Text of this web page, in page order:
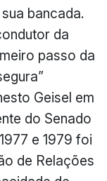
bancada.
da
passo da
Geisel em
do Senado
e 1979 foi
de Relações